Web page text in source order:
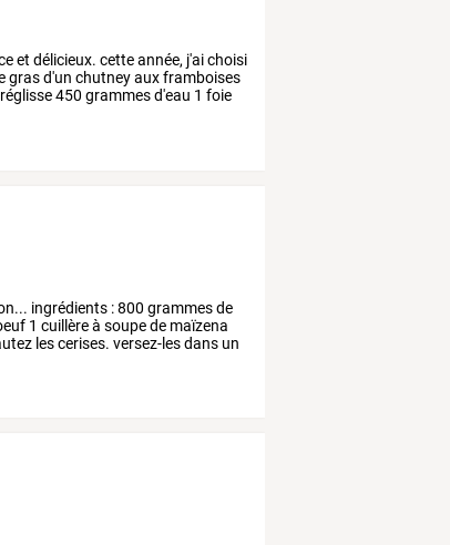
et délicieux. cetteannée, j'aichoisi
grasd'un chutneyauxframboises
réglisse450 grammesd'eau 1 foie
ingrédients :800 grammesde
1 cuillèreà soupede maïzena
lescerises. versez-lesdans un